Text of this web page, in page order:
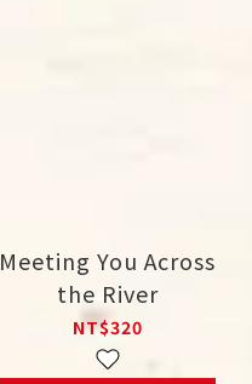
Meeting You Across
the River
NT$320